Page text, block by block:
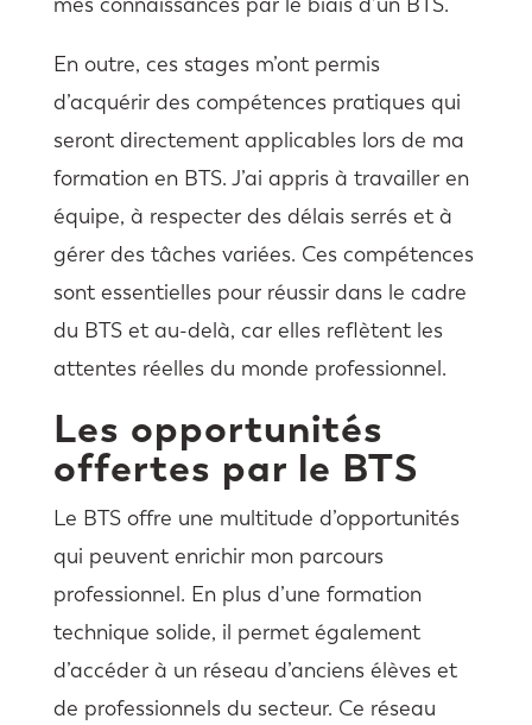
En outre, ces stages m’ont permis
d’acquérir des compétences pratiques qui
seront directement applicables lors de ma
formation en BTS. J’ai appris à travailler en
équipe, à respecter des délais serrés et à
gérer des tâches variées. Ces compétences
sont essentielles pour réussir dans le cadre
du BTS et au-delà, car elles reflètent les
attentes réelles du monde professionnel.
Les opportunités
offertes par le BTS
Le BTS offre une multitude d’opportunités
qui peuvent enrichir mon parcours
professionnel. En plus d’une formation
technique solide, il permet également
d’accéder à un réseau d’anciens élèves et
de professionnels du secteur. Ce réseau